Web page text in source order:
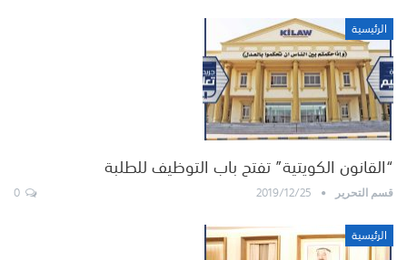
الرئيسية
“القانون الكويتية” تفتح باب التوظيف للطلبة
قسم التحرير 2019/12/25
الرئيسية